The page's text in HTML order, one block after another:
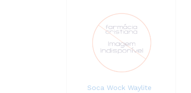
Soca Wock Waylite